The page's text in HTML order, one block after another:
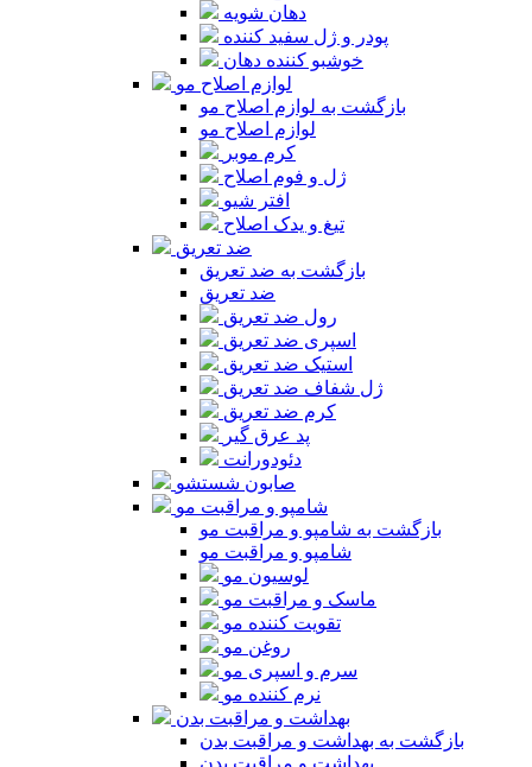
دهان شویه
پودر و ژل سفید کننده
خوشبو کننده دهان
لوازم اصلاح مو
بازگشت به لوازم اصلاح مو
لوازم اصلاح مو
کرم موبر
ژل و فوم اصلاح
افتر شیو
تیغ و یدک اصلاح
ضد تعریق
بازگشت به ضد تعریق
ضد تعریق
رول ضد تعریق
اسپری ضد تعریق
استیک ضد تعریق
ژل شفاف ضد تعریق
کرم ضد تعریق
پد عرق گیر
دئودورانت
صابون شستشو
شامپو و مراقبت مو
بازگشت به شامپو و مراقبت مو
شامپو و مراقبت مو
لوسیون مو
ماسک و مراقبت مو
تقویت کننده مو
روغن مو
سرم و اسپری مو
نرم کننده مو
بهداشت و مراقبت بدن
بازگشت به بهداشت و مراقبت بدن
بهداشت و مراقبت بدن